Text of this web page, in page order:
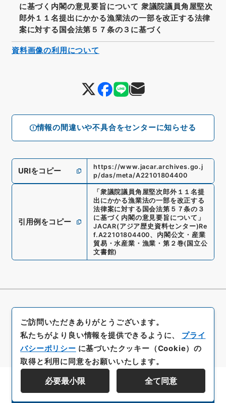
情報の間違いや不具合をセンターに知らせる
に基づく内閣の意見要旨について 衆議院議員角屋堅次
郎外１１名提出にかかる漁業法の一部を改正する法律
案に対する国会法第５７条の３に基づく
URIをコピー
https://www.jacar.archives.go.j
p/das/meta/A22101804400
引用例をコピー
「 衆議院議員角屋堅次郎外１１名提
出にかかる漁業法の一部を改正する
法律案に対する国会法第５７条の３
に基づく内閣の意見要旨について 」
JACAR(アジア歴史資料センター)Re
f.A22101804400、 内閣公文・産業
貿易・水産業・漁業・第２巻( 国立公
文書館)
資料画像の利用について
資料群階層を表示する
ご訪問いただきありがとうございます。
私たちがより良い情報を提供できるように、 プライ
バシーポリシー に基づいたクッキー（Cookie）の
取得と利用に同意をお願いいたします。
必要最小限 全て同意